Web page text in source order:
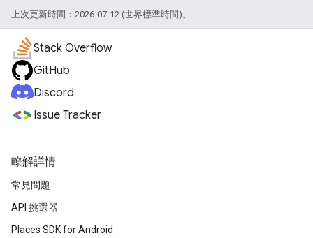
上次更新時間：2026-07-12 (世界標準時間)。
Stack Overflow
GitHub
Discord
Issue Tracker
瞭解詳情
常見問題
API 挑選器
Places SDK for Android